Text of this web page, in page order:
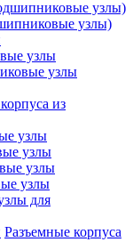
узлы)
узлы
узлы
из
узлы
узлы
узлы
узлы
для
Разъемные корпуса